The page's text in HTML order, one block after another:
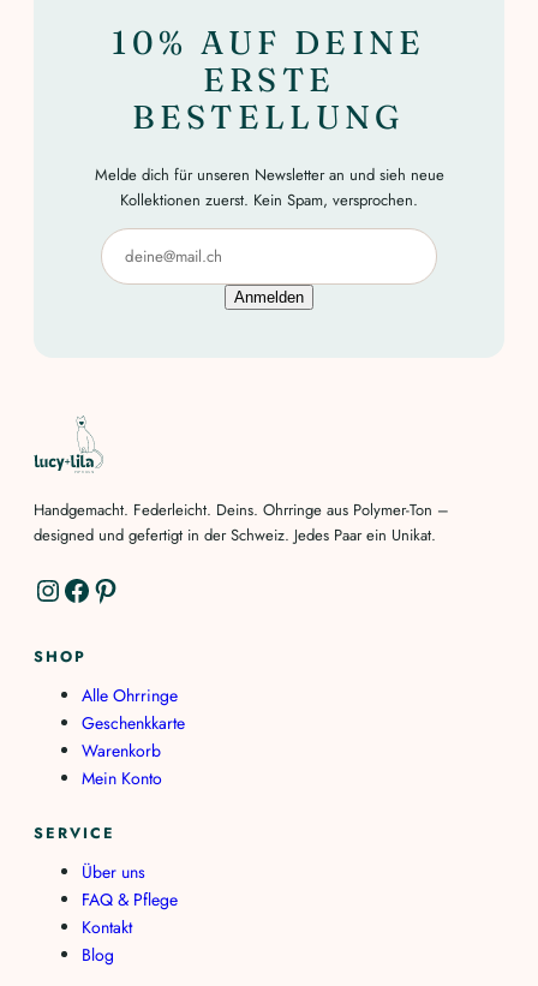
10% AUF DEINE
ERSTE
BESTELLUNG
Melde dich für unseren Newsletter an und sieh neue
Kollektionen zuerst. Kein Spam, versprochen.
Anmelden
Handgemacht. Federleicht. Deins. Ohrringe aus Polymer-Ton –
designed und gefertigt in der Schweiz. Jedes Paar ein Unikat.
Instagram Facebook Pinterest
SHOP
Alle Ohrringe
Geschenkkarte
Warenkorb
Mein Konto
SERVICE
Über uns
FAQ & Pflege
Kontakt
Blog